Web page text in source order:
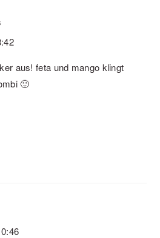
aus! feta und mango klingt
🙂